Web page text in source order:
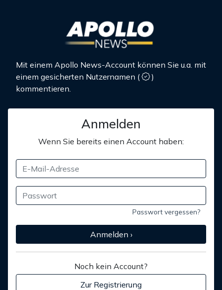
Mit einem Apollo News-Account können Sie u.a. mit
einem gesicherten Nutzernamen (
)
kommentieren.
Anmelden
Wenn Sie bereits einen Account haben:
Passwort vergessen?
Anmelden ›
Noch kein Account?
Zur Registrierung